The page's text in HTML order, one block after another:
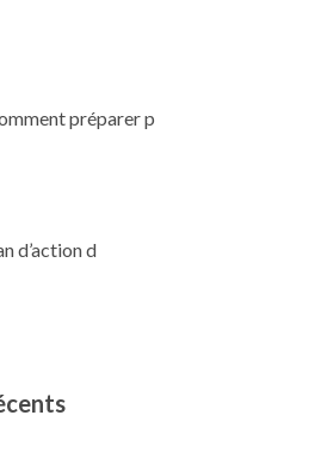
préparer p
d’action d